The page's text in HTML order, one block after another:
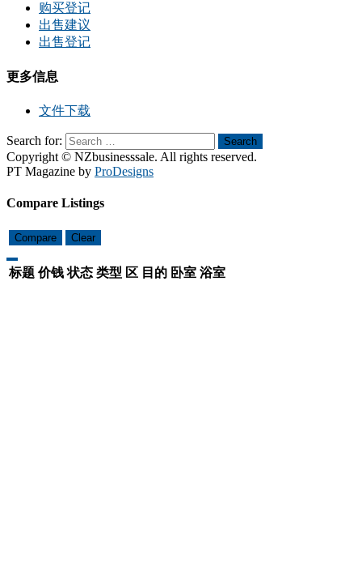
购买登记
出售建议
出售登记
更多信息
文件下载
Search for: Search
Copyright © NZbusinesssale. All rights reserved.
PT Magazine by ProDesigns
Compare Listings
Compare Clear
标题 价钱 状态 类型 区 目的 卧室 浴室